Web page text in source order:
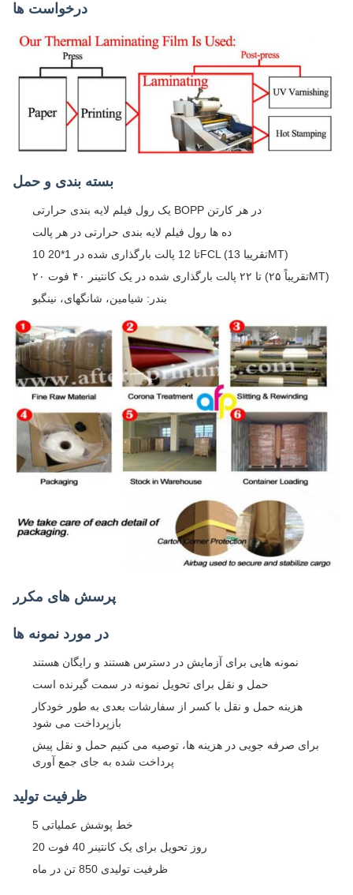
درخواست ها
بسته بندی و حمل
یک رول فیلم لایه بندی حرارتی BOPP در هر کارتن
ده ها رول فیلم لایه بندی حرارتی در هر پالت
10 تا 12 پالت بارگذاری شده در 1*20FCL (تقریبا 13MT)
۲۰ تا ۲۲ پالت بارگذاری شده در یک کانتینر ۴۰ فوت (تقریباً ۲۵MT)
بندر: شیامین، شانگهای، نینگبو
پرسش های مکرر
در مورد نمونه ها
نمونه هایی برای آزمایش در دسترس هستند و رایگان هستند
حمل و نقل برای تحویل نمونه در سمت گیرنده است
هزینه حمل و نقل با کسر از سفارشات بعدی به طور خودکار
بازپرداخت می شود
برای صرفه جویی در هزینه ها، توصیه می کنیم حمل و نقل پیش
پرداخت شده به جای جمع آوری
ظرفیت تولید
5 خط پوشش عملیاتی
20 روز تحویل برای یک کانتینر 40 فوت
ظرفیت تولیدی 850 تن در ماه